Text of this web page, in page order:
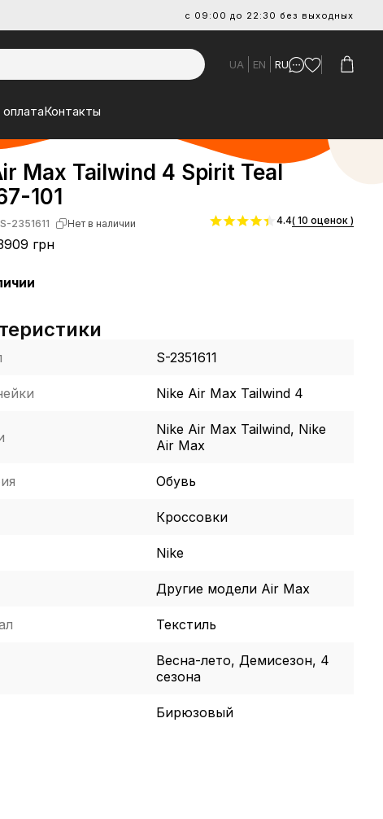
с 09:00 до 22:30 без выходных
UA EN RU
Контакты
Max Tailwind 4 Spirit Teal
101
S-2351611 Нет в наличии
грн
4.4( 10 оценок )
S-2351611
Nike Air Max Tailwind 4
Nike Air Max Tailwind, Nike
Air Max
Обувь
Кроссовки
Nike
Другие модели Air Max
Текстиль
Весна-лето, Демисезон, 4
сезона
Бирюзовый